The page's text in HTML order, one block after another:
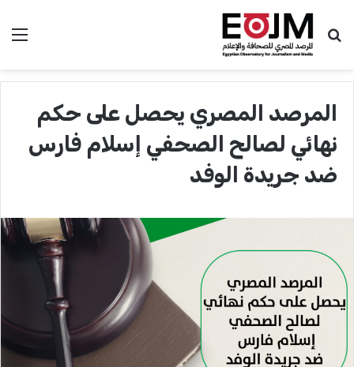
بحث عن
المرصد المصري يحصل على حكم
نهائي لصالح الصحفي إسلام فارس
ضد جريدة الوفد